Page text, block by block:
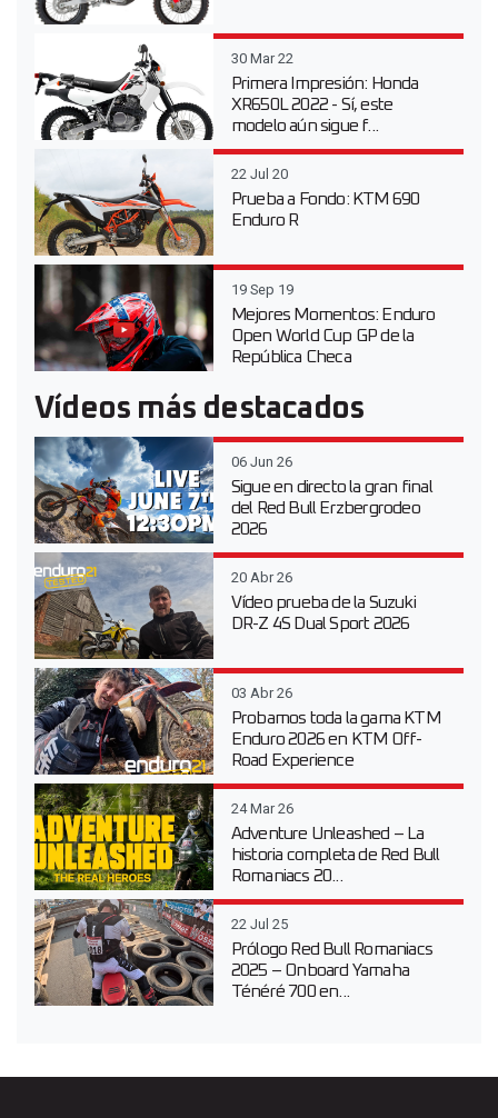
30 Mar 22
Primera Impresión: Honda
XR650L 2022 - Sí, este
modelo aún sigue f...
22 Jul 20
Prueba a Fondo: KTM 690
Enduro R
19 Sep 19
Mejores Momentos: Enduro
Open World Cup GP de la
República Checa
Vídeos más destacados
06 Jun 26
Sigue en directo la gran final
del Red Bull Erzbergrodeo
2026
20 Abr 26
Vídeo prueba de la Suzuki
DR-Z 4S Dual Sport 2026
03 Abr 26
Probamos toda la gama KTM
Enduro 2026 en KTM Off-
Road Experience
24 Mar 26
Adventure Unleashed – La
historia completa de Red Bull
Romaniacs 20...
22 Jul 25
Prólogo Red Bull Romaniacs
2025 – Onboard Yamaha
Ténéré 700 en...